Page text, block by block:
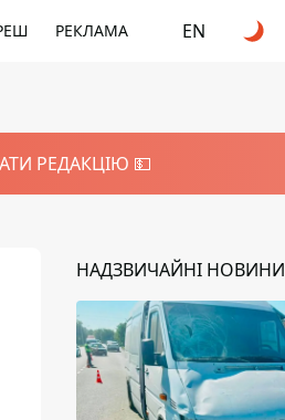
РЕКЛАМА EN
РЕДАКЦІЮ 💵
НАДЗВИЧАЙНІ НОВИНИ